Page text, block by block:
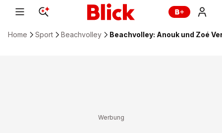
Home Sport Beachvolley Beachvolley: Anouk und Zoé